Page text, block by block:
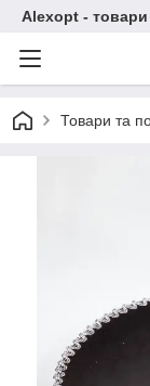
Alexopt - товари
Товари та